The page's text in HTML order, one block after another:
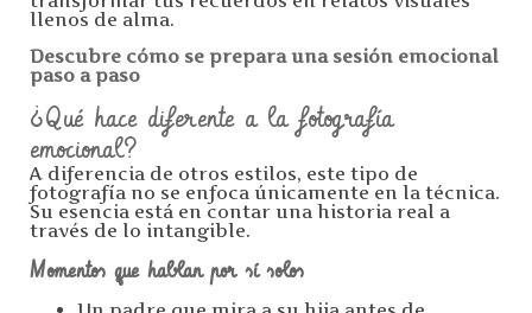
llenos de alma.
Descubre cómo se prepara una sesión emocional
paso a paso
¿Qué hace diferente a la fotografía
emocional?
A diferencia de otros estilos, este tipo de
fotografía no se enfoca únicamente en la técnica.
Su esencia está en contar una historia real a
través de lo intangible.
Momentos que hablan por sí solos